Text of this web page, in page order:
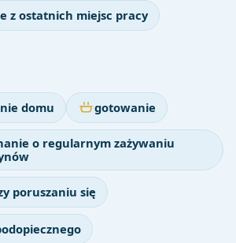
z ostatnich miejsc pracy
domu gotowanie
o regularnym zażywaniu
poruszaniu się